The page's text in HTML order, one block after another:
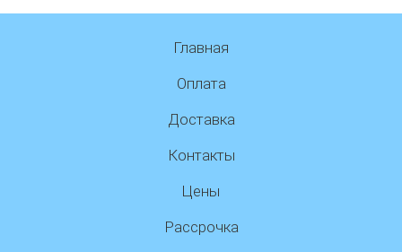
Главная
Оплата
Доставка
Контакты
Цены
Рассрочка